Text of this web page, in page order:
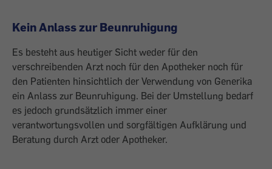
Kein Anlass zur Beunruhigung
Es besteht aus heutiger Sicht weder für den
verschreibenden Arzt noch für den Apotheker noch für
den Patienten hinsichtlich der Verwendung von Generika
ein Anlass zur Beunruhigung. Bei der Umstellung bedarf
es jedoch grundsätzlich immer einer
verantwortungsvollen und sorgfältigen Aufklärung und
Beratung durch Arzt oder Apotheker.